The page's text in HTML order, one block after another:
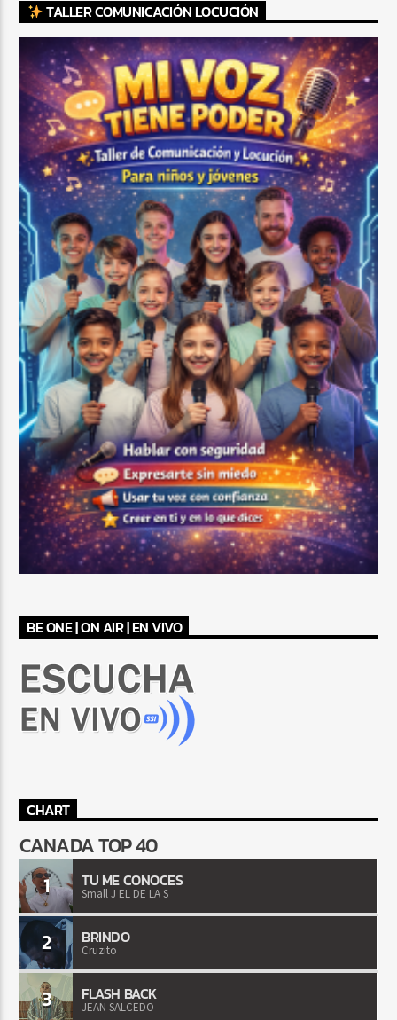
TALLER COMUNICACIÓN LOCUCIÓN
BE ONE | ON AIR | EN VIVO
CHART
CANADA TOP 40
1 TU ME CONOCES
Small J EL DE LA S
2 BRINDO
Cruzito
3 FLASH BACK
JEAN SALCEDO